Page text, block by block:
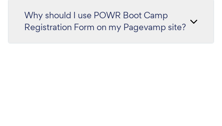
Why should I use POWR Boot Camp
Registration Form on my Pagevamp site?